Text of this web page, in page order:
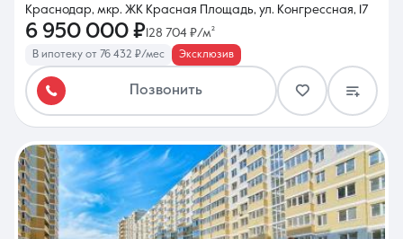
Краснодар, мкр. ЖК Красная Площадь, ул. Конгрессная, 17
6 950 000 ₽128 704 ₽/м²
В ипотеку от 76 432 ₽/мес Эксклюзив
Позвонить